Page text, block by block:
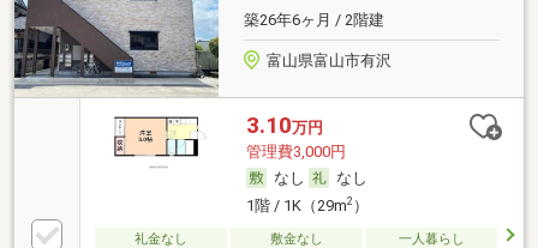
築26年6ヶ月 / 2階建
富山県富山市有沢
3.10万円
管理費3,000円
なし
なし
1階 / 1K（29m2）
礼金なし 敷金なし 一人暮らし